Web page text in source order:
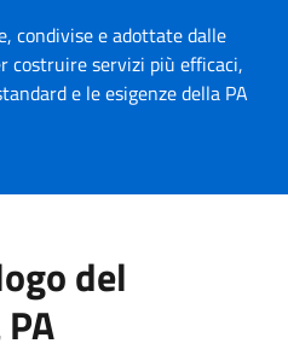
condivise e adottate dalle
costruire servizi più efficaci,
e le esigenze della PA
del